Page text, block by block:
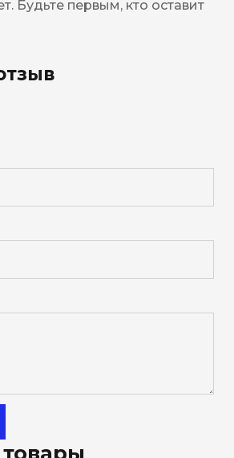
Будьте первым, кто оставит